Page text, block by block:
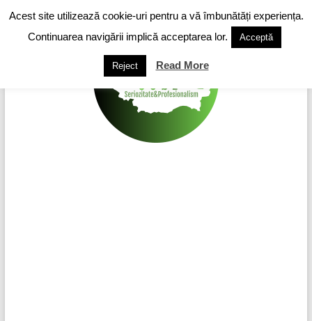
to
content
Acest site utilizează cookie-uri pentru a vă îmbunătăți experiența.
Continuarea navigării implică acceptarea lor.
Acceptă
Reject Read More